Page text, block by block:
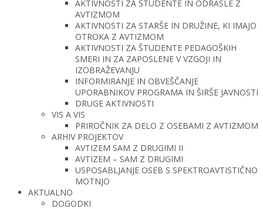
AKTIVNOSTI ZA ŠTUDENTE IN ODRASLE Z
AVTIZMOM
AKTIVNOSTI ZA STARŠE IN DRUŽINE, KI IMAJO
OTROKA Z AVTIZMOM
AKTIVNOSTI ZA ŠTUDENTE PEDAGOŠKIH
SMERI IN ZA ZAPOSLENE V VZGOJI IN
IZOBRAŽEVANJU
INFORMIRANJE IN OBVEŠČANJE
UPORABNIKOV PROGRAMA IN ŠIRŠE JAVNOSTI
DRUGE AKTIVNOSTI
VIS A VIS
PRIROČNIK ZA DELO Z OSEBAMI Z AVTIZMOM
ARHIV PROJEKTOV
AVTIZEM SAM Z DRUGIMI II
AVTIZEM – SAM Z DRUGIMI
USPOSABLJANJE OSEB S SPEKTROAVTISTIČNO
MOTNJO
AKTUALNO
DOGODKI